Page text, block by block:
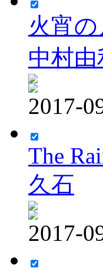
火宵
中村由
2017-
The
久石
2017-